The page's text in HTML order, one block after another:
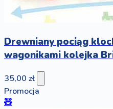
Drewniany pociąg
wagonikami kolejka
35,00 zł
Promocja
🧸